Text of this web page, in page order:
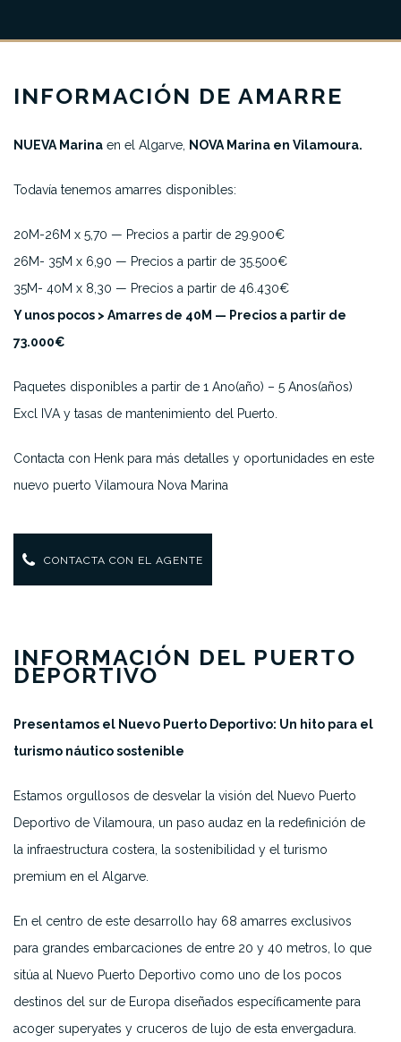
INFORMACIÓN DE AMARRE
NUEVA Marina en el Algarve, NOVA Marina en Vilamoura.
Todavía tenemos amarres disponibles:
20M-26M x 5,70 — Precios a partir de 29.900€
26M- 35M x 6,90 — Precios a partir de 35.500€
35M- 40M x 8,30 — Precios a partir de 46.430€
Y unos pocos > Amarres de 40M — Precios a partir de
73.000€
Paquetes disponibles a partir de 1 Ano(año) – 5 Anos(años)
Excl IVA y tasas de mantenimiento del Puerto.
Contacta con Henk para más detalles y oportunidades en este
nuevo puerto Vilamoura Nova Marina
CONTACTA CON EL AGENTE
INFORMACIÓN DEL PUERTO
DEPORTIVO
Presentamos el Nuevo Puerto Deportivo: Un hito para el
turismo náutico sostenible
Estamos orgullosos de desvelar la visión del Nuevo Puerto
Deportivo de Vilamoura, un paso audaz en la redefinición de
la infraestructura costera, la sostenibilidad y el turismo
premium en el Algarve.
En el centro de este desarrollo hay 68 amarres exclusivos
para grandes embarcaciones de entre 20 y 40 metros, lo que
sitúa al Nuevo Puerto Deportivo como uno de los pocos
destinos del sur de Europa diseñados específicamente para
acoger superyates y cruceros de lujo de esta envergadura.